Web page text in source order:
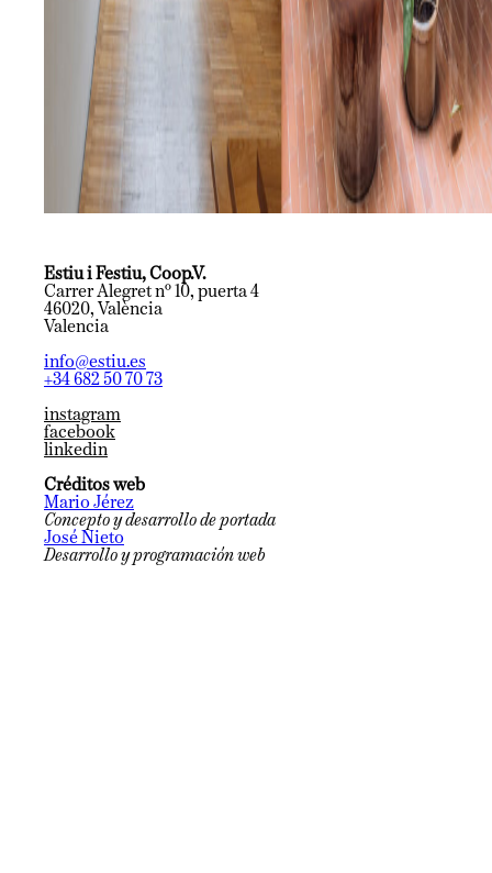
Estiu i Festiu, Coop.V.
Carrer Alegret nº 10, puerta 4
46020, València
Valencia
info@estiu.es
+34 682 50 70 73
instagram
facebook
linkedin
Créditos web
Mario Jérez
Concepto y desarrollo de portada
José Nieto
Desarrollo y programación web